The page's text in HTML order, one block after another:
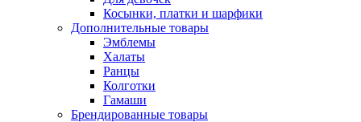
Косынки, платки и шарфики
Дополнительные товары
Эмблемы
Халаты
Ранцы
Колготки
Гамаши
Брендированные товары